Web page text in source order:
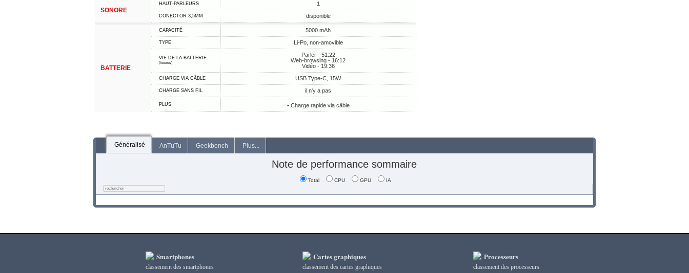
SONORE
HAUT-PARLEURS 1
CONECTOR 3,5MM disponible
BATTERIE
CAPACITÉ 5000 mAh
TYPE Li-Po, non-amovible
VIE DE LA BATTERIE
(heures)
Parler - 51:22
Web-browsing - 16:12
Vidéo - 19:36
CHARGE VIA CÂBLE USB Type-C, 15W
CHARGE SANS FIL il n'y a pas
PLUS • Charge rapide via câble
Généralisé AnTuTu Geekbench Plus...
Note de performance sommaire
Total CPU GPU IA
Smartphones
classement des smartphones
Cartes graphiques
classement des cartes graphiques
Processeurs
classement des processeurs